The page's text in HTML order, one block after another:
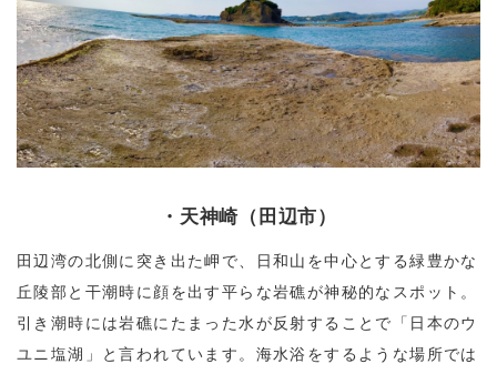
・天神崎（田辺市）
田辺湾の北側に突き出た岬で、日和山を中心とする緑豊かな
丘陵部と干潮時に顔を出す平らな岩礁が神秘的なスポット。
引き潮時には岩礁にたまった水が反射することで「日本のウ
ユニ塩湖」と言われています。海水浴をするような場所では